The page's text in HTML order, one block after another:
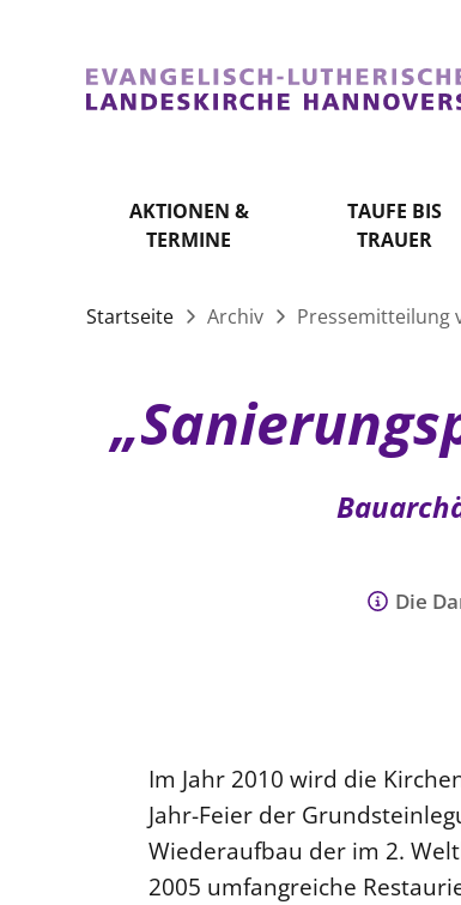
AKTIONEN &
TERMINE
TAUFE BIS
TRAUER
Startseite Archiv Pressemitteilung
Die
Im Jahr 2010 wird die
Jahr-Feier der
Wiederaufbau der im 2.
2005 umfangreiche